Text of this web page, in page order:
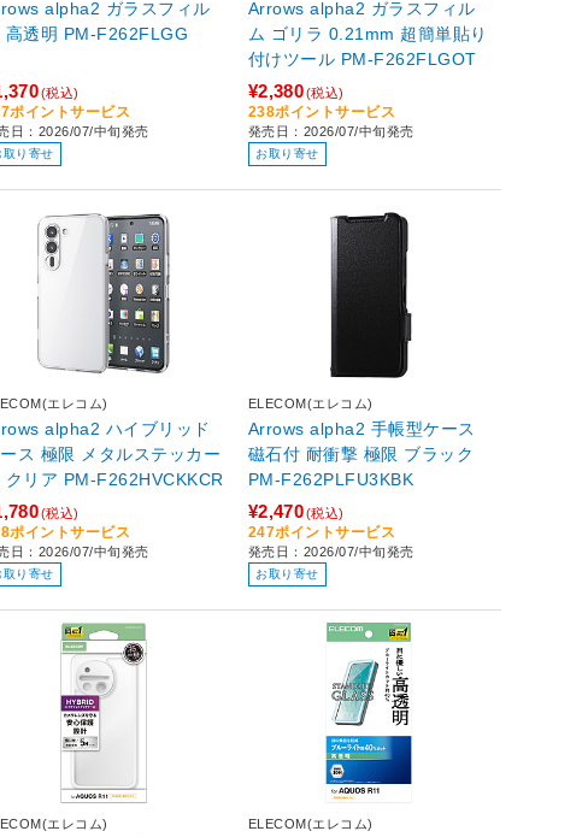
alpha2 ガラスフィル
ム 高透明 PM-F262FLGG
(税込)
ポイントサービス
日：2026/07/中旬発売
取り寄せ
Arrows alpha2 ガラスフィル
ム ゴリラ 0.21mm 超簡単貼り
付けツール PM-F262FLGOT
¥2,380(税込)
238ポイントサービス
発売日：2026/07/中旬発売
お取り寄せ
エレコム)
alpha2 ハイブリッド
極限 メタルステッカー
付 クリア PM-F262HVCKKCR
(税込)
ポイントサービス
日：2026/07/中旬発売
取り寄せ
ELECOM(エレコム)
Arrows alpha2 手帳型ケース
磁石付 耐衝撃 極限 ブラック
PM-F262PLFU3KBK
¥2,470(税込)
247ポイントサービス
発売日：2026/07/中旬発売
お取り寄せ
エレコム) ELECOM(エレコム)